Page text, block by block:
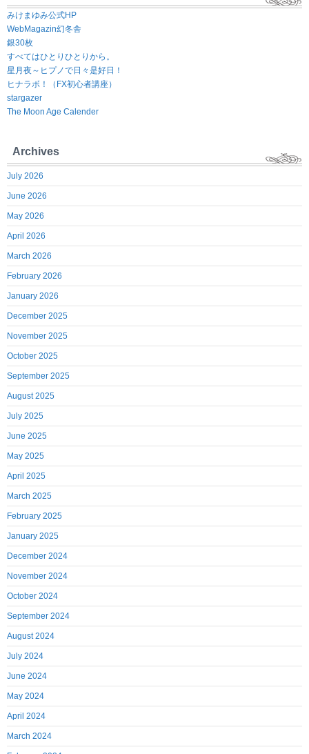
みけまゆみ公式HP
WebMagazin幻冬舎
銀30枚
すべてはひとりひとりから。
星月夜～ヒプノで日々是好日！
ヒナラボ！（FX初心者講座）
stargazer
The Moon Age Calender
Archives
July 2026
June 2026
May 2026
April 2026
March 2026
February 2026
January 2026
December 2025
November 2025
October 2025
September 2025
August 2025
July 2025
June 2025
May 2025
April 2025
March 2025
February 2025
January 2025
December 2024
November 2024
October 2024
September 2024
August 2024
July 2024
June 2024
May 2024
April 2024
March 2024